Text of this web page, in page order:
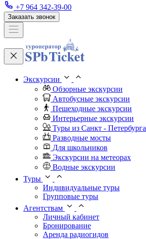
+7 964 342-39-00
Заказать звонок
Экскурсии
Обзорные экскурсии
Автобусные экскурсии
Пешеходные экскурсии
Интерьерные экскурсии
Туры из Санкт - Петербурга
Разводные мосты
Для школьников
Экскурсии на метеорах
Водные экскурсии
Туры
Индивидуальные туры
Групповые туры
Агентствам
Личный кабинет
Бронирование
Аренда радиогидов